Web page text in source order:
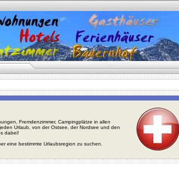
Fremdenzimmer, Campingplätze in allen
Urlaub, von der Ostsee, der Nordsee und den
dabei!
eine bestimmte Urlaubsregion zu suchen.